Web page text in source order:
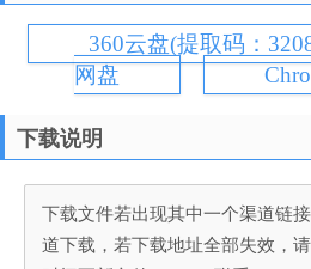
360云盘(提取码：
网盘
下载说明
下载文件若出现其中一个渠道链
道下载，若下载地址全部失效，